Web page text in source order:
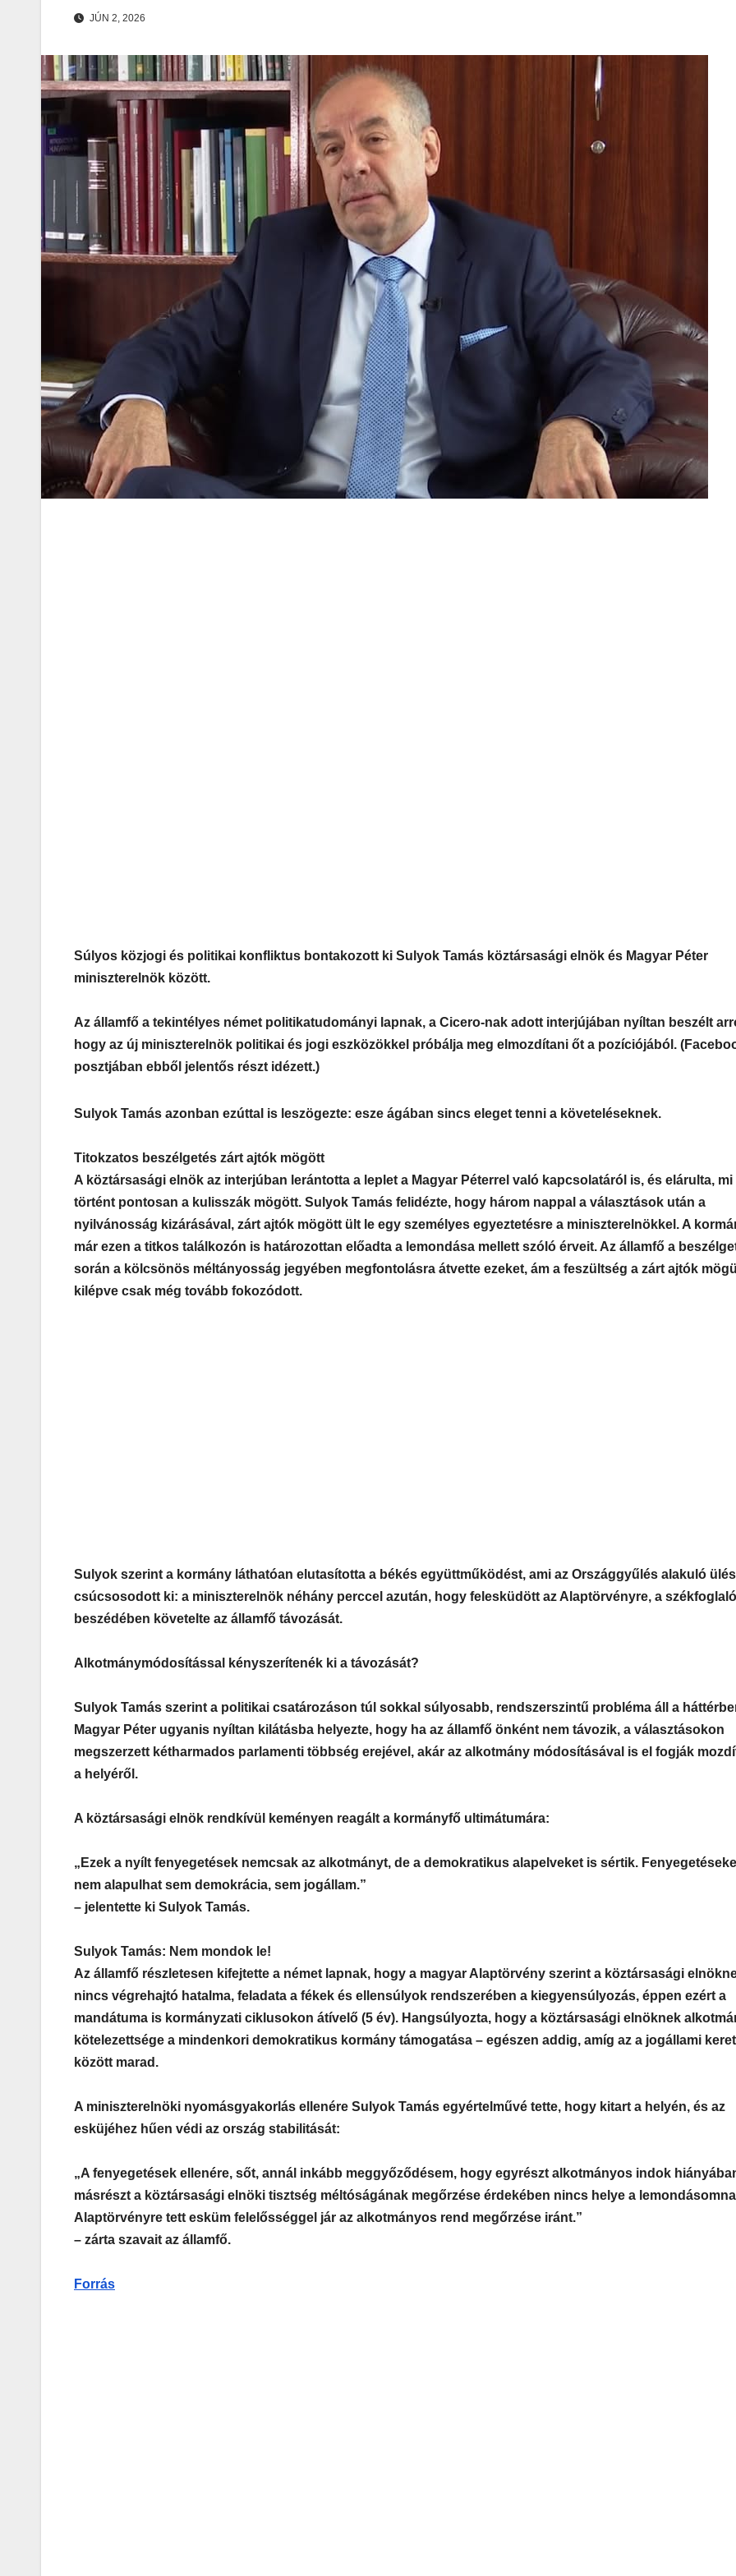
JÚN 2, 2026
Súlyos közjogi és politikai konfliktus bontakozott ki Sulyok Tamás köztársasági elnök és Magyar Péter
miniszterelnök között.
Az államfő a tekintélyes német politikatudományi lapnak, a Cicero-nak adott interjújában nyíltan beszélt
hogy az új miniszterelnök politikai és jogi eszközökkel próbálja meg elmozdítani őt a pozíciójából.
posztjában ebből jelentős részt idézett.)
Sulyok Tamás azonban ezúttal is leszögezte: esze ágában sincs eleget tenni a követeléseknek.
Titokzatos beszélgetés zárt ajtók mögött
A köztársasági elnök az interjúban lerántotta a leplet a Magyar Péterrel való kapcsolatáról is, és elárulta, mi
történt pontosan a kulisszák mögött. Sulyok Tamás felidézte, hogy három nappal a választások után a
nyilvánosság kizárásával, zárt ajtók mögött ült le egy személyes egyeztetésre a miniszterelnökkel. A
már ezen a titkos találkozón is határozottan előadta a lemondása mellett szóló érveit. Az államfő a
során a kölcsönös méltányosság jegyében megfontolásra átvette ezeket, ám a feszültség a zárt ajtók mögül
kilépve csak még tovább fokozódott.
Sulyok szerint a kormány láthatóan elutasította a békés együttműködést, ami az Országgyűlés alakuló
csúcsosodott ki: a miniszterelnök néhány perccel azután, hogy felesküdött az Alaptörvényre, a székfoglaló
beszédében követelte az államfő távozását.
Alkotmánymódosítással kényszerítenék ki a távozását?
Sulyok Tamás szerint a politikai csatározáson túl sokkal súlyosabb, rendszerszintű probléma áll a
Magyar Péter ugyanis nyíltan kilátásba helyezte, hogy ha az államfő önként nem távozik, a választásokon
megszerzett kétharmados parlamenti többség erejével, akár az alkotmány módosításával is el fogják
a helyéről.
A köztársasági elnök rendkívül keményen reagált a kormányfő ultimátumára:
„Ezek a nyílt fenyegetések nemcsak az alkotmányt, de a demokratikus alapelveket is sértik.
nem alapulhat sem demokrácia, sem jogállam.”
– jelentette ki Sulyok Tamás.
Sulyok Tamás: Nem mondok le!
Az államfő részletesen kifejtette a német lapnak, hogy a magyar Alaptörvény szerint a köztársasági
nincs végrehajtó hatalma, feladata a fékek és ellensúlyok rendszerében a kiegyensúlyozás, éppen ezért a
mandátuma is kormányzati ciklusokon átívelő (5 év). Hangsúlyozta, hogy a köztársasági elnöknek
kötelezettsége a mindenkori demokratikus kormány támogatása – egészen addig, amíg az a jogállami
között marad.
A miniszterelnöki nyomásgyakorlás ellenére Sulyok Tamás egyértelművé tette, hogy kitart a helyén, és az
esküjéhez hűen védi az ország stabilitását:
„A fenyegetések ellenére, sőt, annál inkább meggyőződésem, hogy egyrészt alkotmányos indok
másrészt a köztársasági elnöki tisztség méltóságának megőrzése érdekében nincs helye a
Alaptörvényre tett esküm felelősséggel jár az alkotmányos rend megőrzése iránt.”
– zárta szavait az államfő.
Forrás